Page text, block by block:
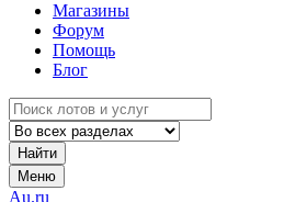
Магазины
Форум
Помощь
Блог
Найти
Меню
Au.ru